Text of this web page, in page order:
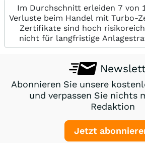
Im Durchschnitt erleiden 7 von
Verluste beim Handel mit Turbo-
Zertifikate sind hoch
nicht für langfristige
Abonnieren Sie unsere
und verpassen Sie nichts
Redaktion
Jetzt